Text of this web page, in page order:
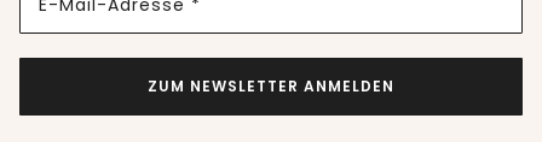
ZUM NEWSLETTER ANMELDEN